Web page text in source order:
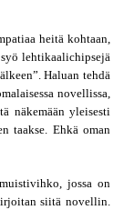
heitä kohtaan,
syö lehtikaalichipsejä
Haluan tehdä
novellissa,
näkemään yleisesti
taakse. Ehkä oman
jossa on
siitä novellin.